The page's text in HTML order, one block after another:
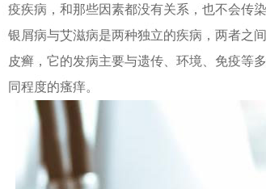
疫疾病，和那些因素都没有关系，也不会传
银屑病与艾滋病是两种独立的疾病，两者之
皮癣，它的发病主要与遗传、环境、免疫等
同程度的瘙痒。